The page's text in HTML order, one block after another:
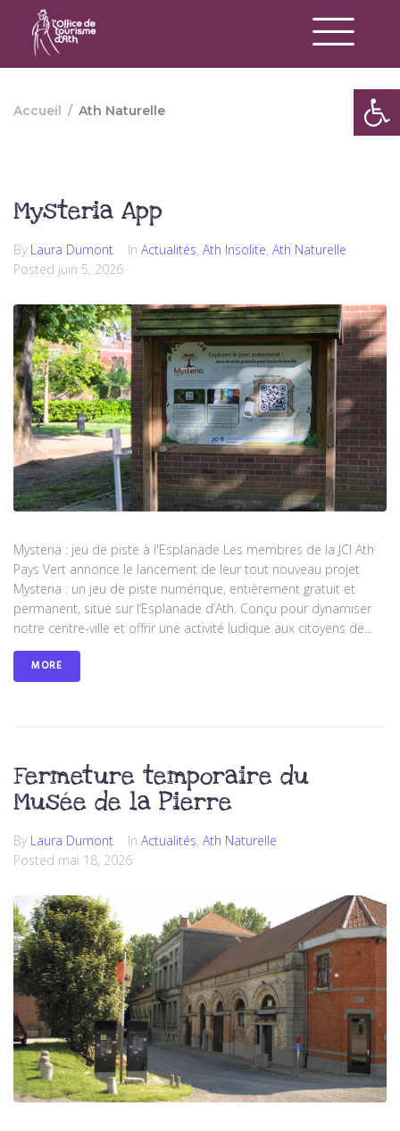
Accueil / Ath Naturelle
Mysteria App
By Laura Dumont In Actualités, Ath Insolite, Ath Naturelle
Posted juin 5, 2026
Mysteria : jeu de piste à l'Esplanade Les membres de la JCI Ath
Pays Vert annonce le lancement de leur tout nouveau projet
Mysteria : un jeu de piste numérique, entièrement gratuit et
permanent, situé sur l’Esplanade d’Ath. Conçu pour dynamiser
notre centre-ville et offrir une activité ludique aux citoyens de...
MORE
Fermeture temporaire du
Musée de la Pierre
By Laura Dumont In Actualités, Ath Naturelle
Posted mai 18, 2026